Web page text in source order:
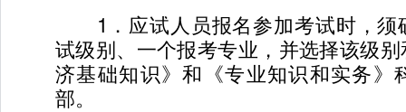
1．应试人员报名参加考试时，须
试级别、一个报考专业，并选择该级
济基础知识》和《专业知识和实务》
部。